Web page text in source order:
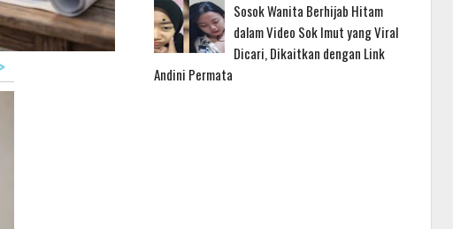
Sosok Wanita Berhijab Hitam
dalam Video Sok Imut yang Viral
Dicari, Dikaitkan dengan Link
Andini Permata